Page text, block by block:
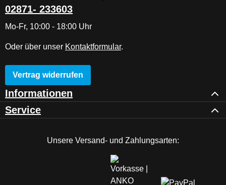
02871- 233603
Mo-Fr, 10:00 - 18:00 Uhr
Oder über unser Kontaktformular.
Vertrag widerrufen
Informationen
Service
Unsere Versand- und Zahlungsarten: